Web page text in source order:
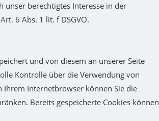
unser berechtigtes Interesse in der
6 Abs. 1 lit. f DSGVO.
und von diesem an unserer Seite
Kontrolle über die Verwendung von
Ihrem Internetbrowser können Sie die
Bereits gespeicherte Cookies können